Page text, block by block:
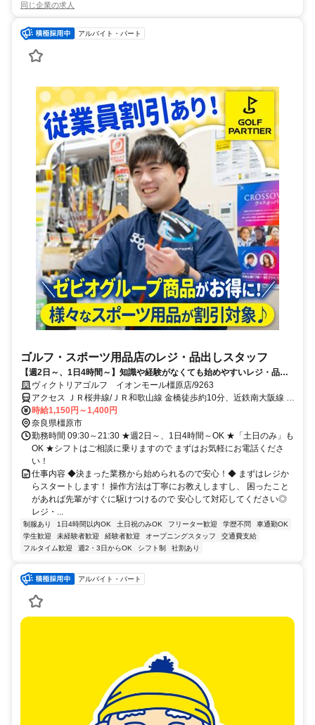
同じ企業の求人
アルバイト・パート
ゴルフ・スポーツ用品店のレジ・品出しスタッフ
【週2日～、1日4時間～】知識や経験がなくても始めやすいレジ・品出
し業務からスタート♪未経験大歓迎
ヴィクトリアゴルフ イオンモール橿原店/9263
アクセス ＪＲ桜井線/ＪＲ和歌山線 金橋徒歩約10分、近鉄南大阪線 浮
孔徒歩約19分、近鉄南大阪線 坊城徒歩約19分
時給1,150円～1,400円
奈良県橿原市
勤務時間 09:30～21:30 ★週2日～、1日4時間～OK ★「土日のみ」も
OK ★シフトはご相談に乗りますので まずはお気軽にお電話くださ
い！
仕事内容 ◆決まった業務から始められるので安心！◆ まずはレジか
らスタートします！ 操作方法は丁寧にお教えしますし、 困ったこと
があれば先輩がすぐに駆けつけるので 安心して対応してください◎
レジ・...
制服あり 1日4時間以内OK 土日祝のみOK フリーター歓迎 学歴不問
車通勤OK
学生歓迎
未経験者歓迎 経験者歓迎 オープニングスタッフ
交通費支給
フルタイム歓迎
週2・3日からOK シフト制 社割あり
アルバイト・パート